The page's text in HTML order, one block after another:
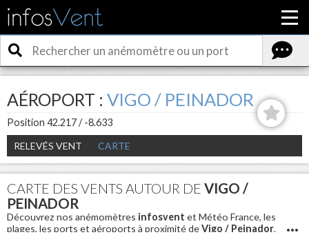
AÉROPORT : VIGO / PEINADOR
Position 42.217 / -8.633
RELEVÉS VENT
CARTE
CARTE DES VENTS AUTOUR DE VIGO /
PEINADOR
Découvrez nos anémomètres infosvent et Météo France, les
plages, les ports et aéroports à proximité deVigo / Peinador.